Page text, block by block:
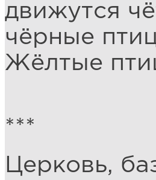
движутся
чёрные
Жёлтые
***
Церковь,